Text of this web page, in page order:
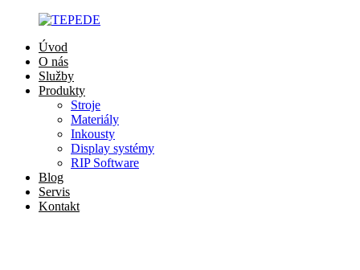
Preskočiť
obsah
Úvod
O nás
Služby
Produkty
Stroje
Materiály
Inkousty
Display systémy
RIP Software
Blog
Servis
Kontakt